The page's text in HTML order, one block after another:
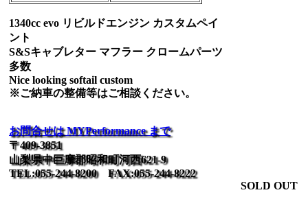
1340cc evo リビルドエンジン カスタムペイ
ント
S&Sキャブレター マフラー クロームパーツ
多数
Nice looking softail custom
※ご納車の整備等はご相談ください。
お問合せは MYPerformance まで
〒409-3851
山梨県中巨摩郡昭和町河西621-9
TEL:055-244-8200 FAX:055-244-8222
SOLD OUT